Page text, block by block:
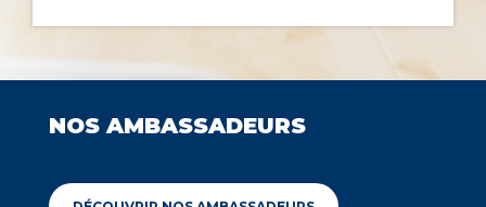
NOS AMBASSADEURS